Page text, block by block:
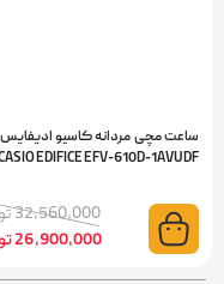
مچی مردانه کاسیو ادیفایس مدل
CASIO EDIFICE EFV-610D-
32,560,000 تومان
26,900,000 تومان